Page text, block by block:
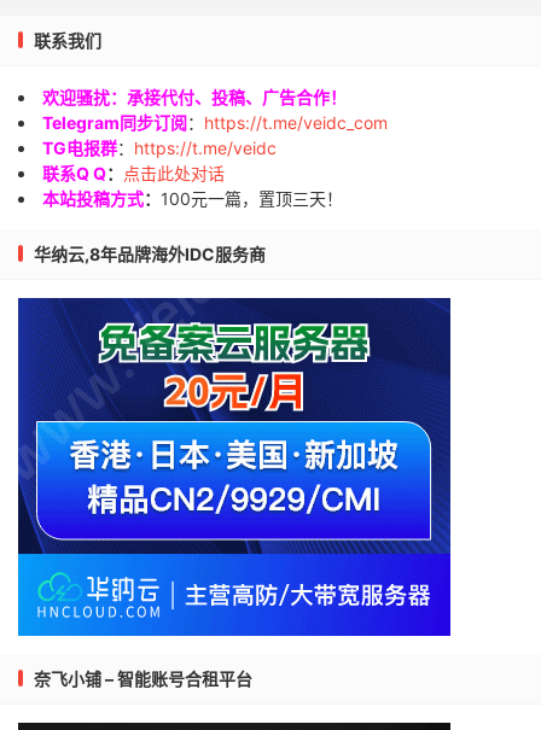
联系我们
欢迎骚扰：承接代付、投稿、广告合作！
Telegram同步订阅： https://t.me/veidc_com
TG电报群： https://t.me/veidc
联系Q Q：
点击此处对话
本站投稿方式： 100元一篇，置顶三天！
华纳云,8年品牌海外IDC服务商
奈飞小铺 – 智能账号合租平台